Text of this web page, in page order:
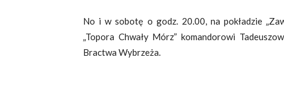
No i w sobotę o godz. 20.00, na pokładzie
„Topora Chwały Mórz” komandorowi
Bractwa Wybrzeża.